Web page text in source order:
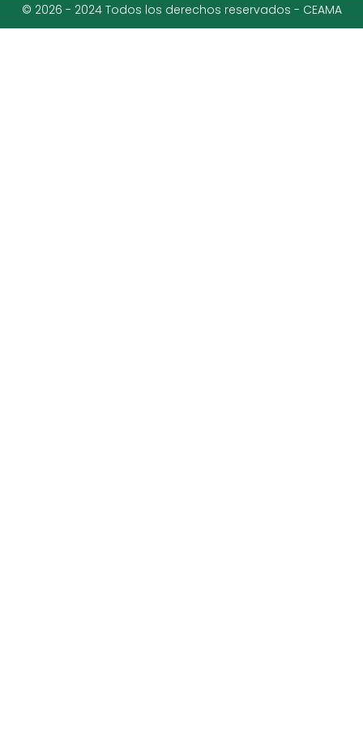
© 2026 - 2024 Todos los derechos reservados - CEAMA